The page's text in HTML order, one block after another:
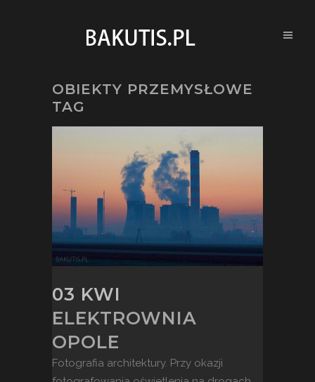
OBIEKTY PRZEMYSŁOWE
TAG
03 KWI
ELEKTROWNIA
OPOLE
Fotografia architektury. Przy okazji